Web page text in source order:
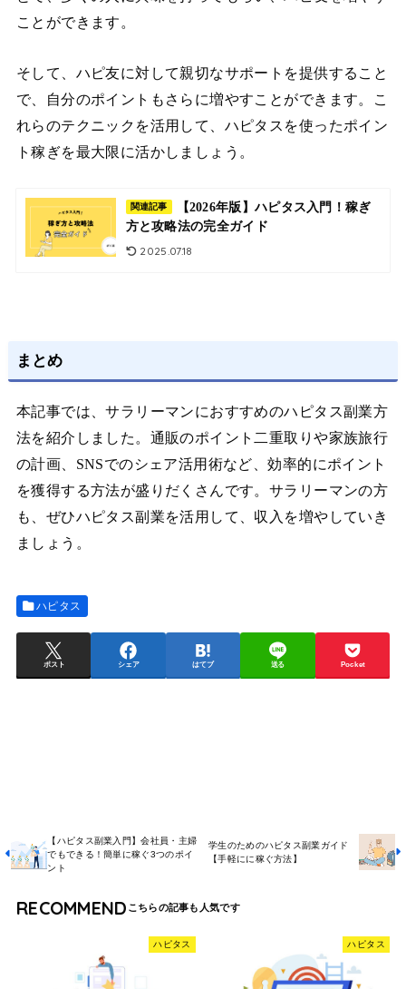
ことができます。
そして、ハピ友に対して親切なサポートを提供すること
で、自分のポイントもさらに増やすことができます。こ
れらのテクニックを活用して、ハピタスを使ったポイン
ト稼ぎを最大限に活かしましょう。
関連記事
【2026年版】ハピタス入門！稼ぎ
方と攻略法の完全ガイド
2025.07.18
まとめ
本記事では、サラリーマンにおすすめのハピタス副業方
法を紹介しました。通販のポイント二重取りや家族旅行
の計画、SNSでのシェア活用術など、効率的にポイント
を獲得する方法が盛りだくさんです。サラリーマンの方
も、ぜひハピタス副業を活用して、収入を増やしていき
ましょう。
ハピタス
ポスト シェア はてブ 送る Pocket
【ハピタス副業入門】会社員・主婦
でもできる！簡単に稼ぐ3つのポイ
ント
学生のためのハピタス副業ガイド
【手軽にに稼ぐ方法】
RECOMMEND
ハピタス ハピタス